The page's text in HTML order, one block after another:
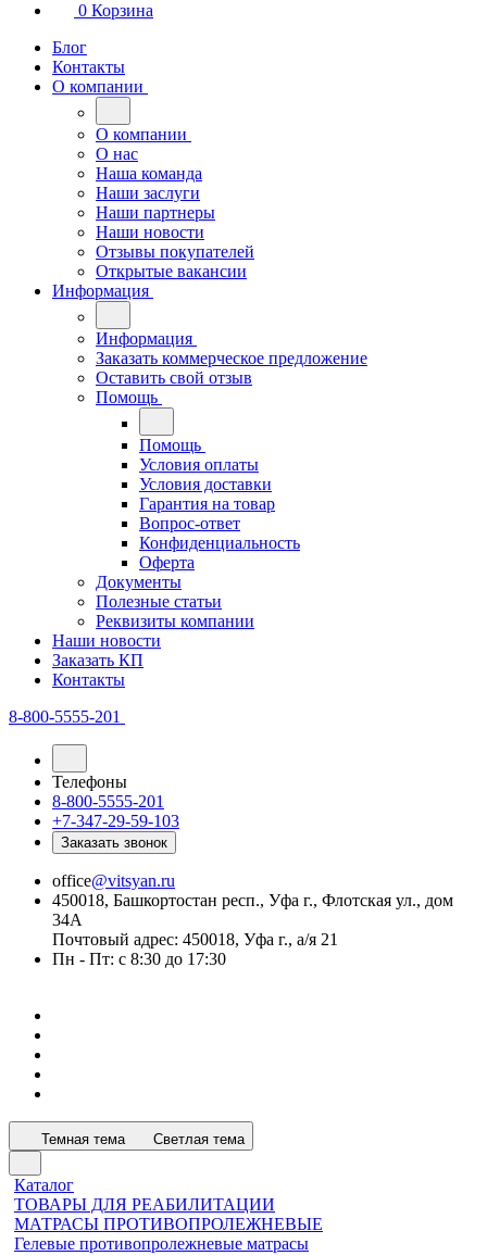
0 Корзина
Блог
Контакты
О компании
О компании
О нас
Наша команда
Наши заслуги
Наши партнеры
Наши новости
Отзывы покупателей
Открытые вакансии
Информация
Информация
Заказать коммерческое предложение
Оставить свой отзыв
Помощь
Помощь
Условия оплаты
Условия доставки
Гарантия на товар
Вопрос-ответ
Конфиденциальность
Оферта
Документы
Полезные статьи
Реквизиты компании
Наши новости
Заказать КП
Контакты
8-800-5555-201
Телефоны
8-800-5555-201
+7-347-29-59-103
Заказать звонок
office@vitsyan.ru
450018, Башкортостан респ., Уфа г., Флотская ул., дом
34А
Почтовый адрес: 450018, Уфа г., а/я 21
Пн - Пт: с 8:30 до 17:30
Темная тема Светлая тема
Каталог
ТОВАРЫ ДЛЯ РЕАБИЛИТАЦИИ
МАТРАСЫ ПРОТИВОПРОЛЕЖНЕВЫЕ
Гелевые противопролежневые матрасы